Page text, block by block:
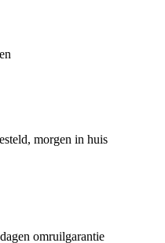
morgen in huis
omruilgarantie